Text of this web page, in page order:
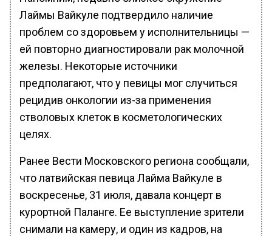
Лаймы Вайкуле подтвердило наличие
проблем со здоровьем у исполнительницы —
ей повторно диагностировали рак молочной
железы. Некоторые источники
предполагают, что у певицы мог случиться
рецидив онкологии из-за применения
стволовых клеток в косметологических
целях.
Ранее Вести Московского региона сообщали,
что латвийская певица Лайма Вайкуле в
воскресенье, 31 июля, давала концерт в
курортной Паланге. Ее выступление зрители
снимали на камеру, и один из кадров, на